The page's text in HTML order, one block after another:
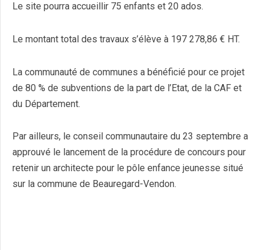
Le site pourra accueillir 75 enfants et 20 ados.
Le montant total des travaux s’élève à 197 278,86 € HT.
La communauté de communes a bénéficié pour ce projet
de 80 % de subventions de la part de l’Etat, de la CAF et
du Département.
Par ailleurs, le conseil communautaire du 23 septembre a
approuvé le lancement de la procédure de concours pour
retenir un architecte pour le pôle enfance jeunesse situé
sur la commune de Beauregard-Vendon.